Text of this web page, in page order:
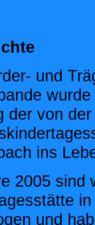
und
der von
ins
2005 sind
und